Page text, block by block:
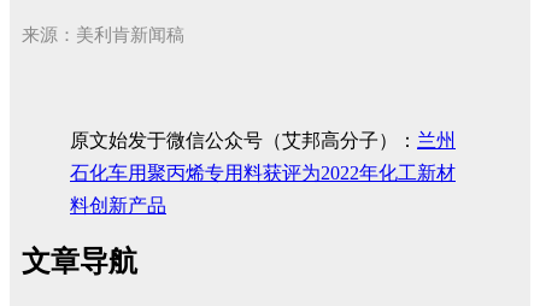
来源：美利肯新闻稿
原文始发于微信公众号（艾邦高分子）： 兰州
石化车用聚丙烯专用料获评为2022年化工新材
料创新产品
文章导航